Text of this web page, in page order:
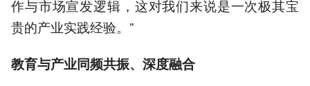
作与市场宣发逻辑，这对我们来说是一次极其宝
贵的产业实践经验。”
教育与产业同频共振、深度融合